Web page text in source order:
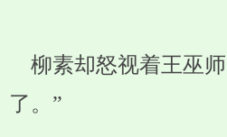
柳素却怒视着王巫
了。”